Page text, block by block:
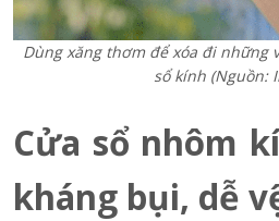
Dùng xăng thơm để xóa đi những
sổ kính (Nguồn:
Cửa sổ nhôm
kháng bụi, dễ